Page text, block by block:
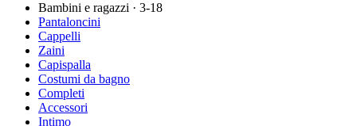
Bambini e ragazzi · 3-18
Pantaloncini
Cappelli
Zaini
Capispalla
Costumi da bagno
Completi
Accessori
Intimo